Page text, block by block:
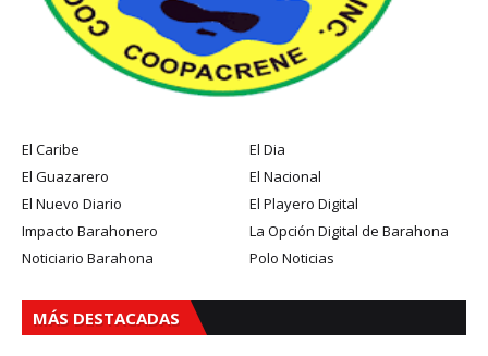
El Caribe
El Dia
El Guazarero
El Nacional
El Nuevo Diario
El Playero Digital
Impacto Barahonero
La Opción Digital de Barahona
Noticiario Barahona
Polo Noticias
MÁS DESTACADAS